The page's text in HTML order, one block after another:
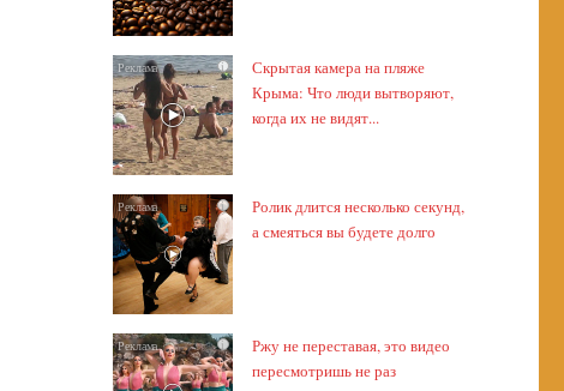
i
Скрытая камера на пляже
Крыма: Что люди вытворяют,
когда их не видят...
i
Ролик длится несколько секунд,
а смеяться вы будете долго
i
Ржу не переставая, это видео
пересмотришь не раз